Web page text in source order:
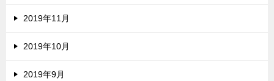
2019年11月
2019年10月
2019年9月